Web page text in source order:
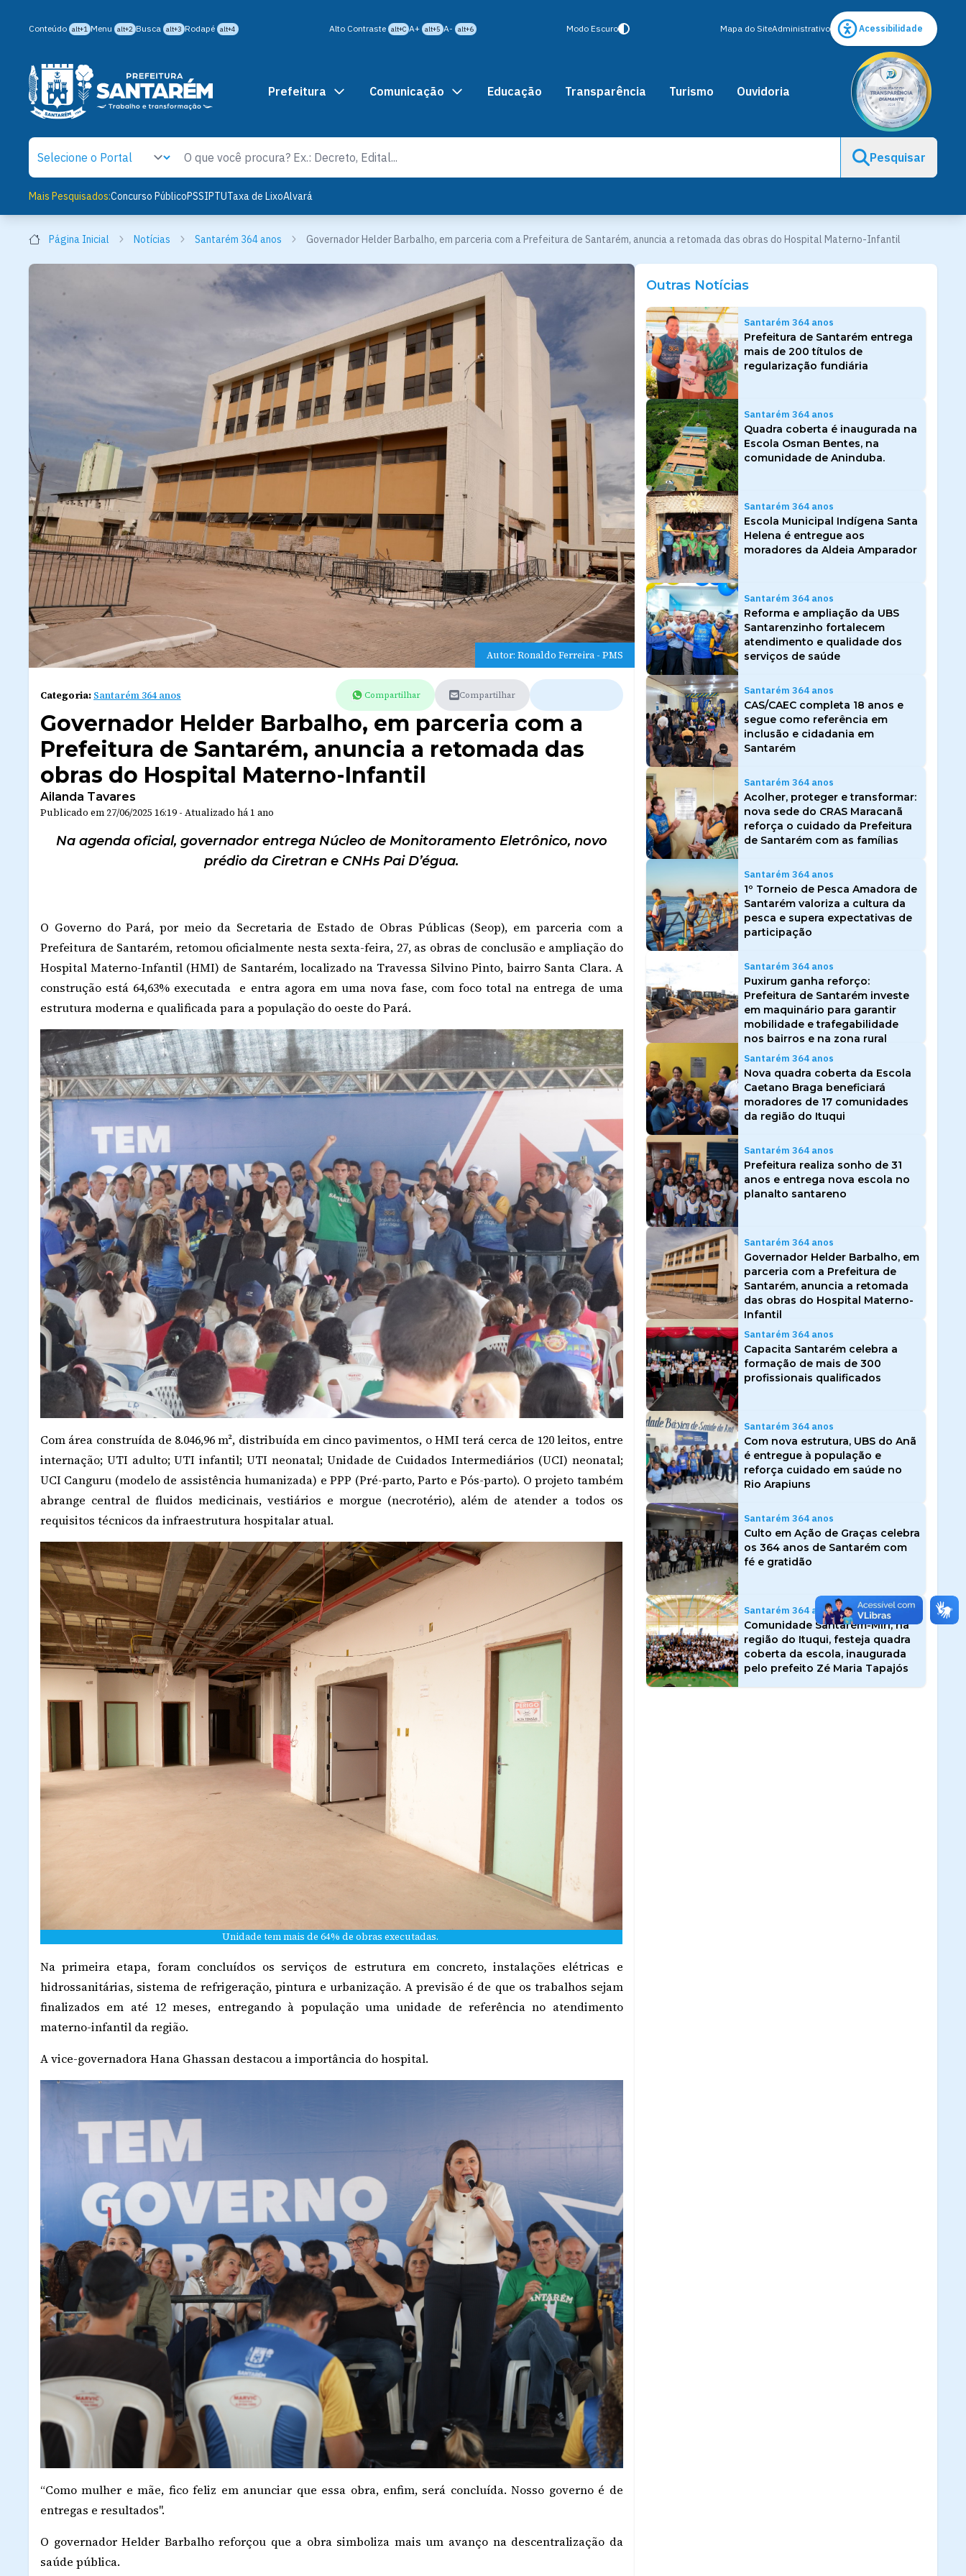
Conteúdo alt+1 Menu alt+2 Busca alt+3 Rodapé alt+4 Alto Contraste alt+C A+ alt+5 A- alt+6 Modo Escuro Mapa do SiteAdministrativo Acessibilidade
Prefeitura Comunicação Educação Transparência Turismo Ouvidoria
Pesquisar
Mais Pesquisados:Concurso PúblicoPSSIPTUTaxa de LixoAlvará
Página Inicial Notícias Santarém 364 anos Governador Helder Barbalho, em parceria com a Prefeitura de Santarém, anuncia a retomada das obras do Hospital Materno-Infantil
Autor: Ronaldo Ferreira - PMS
Categoria: Santarém 364 anos Compartilhar Compartilhar
Governador Helder Barbalho, em parceria com a
Prefeitura de Santarém, anuncia a retomada das
obras do Hospital Materno-Infantil
Ailanda Tavares
Publicado em 27/06/2025 16:19 - Atualizado há 1 ano
Na agenda oficial, governador entrega Núcleo de Monitoramento Eletrônico, novo
prédio da Ciretran e CNHs Pai D’égua.
O Governo do Pará, por meio da Secretaria de Estado de Obras Públicas (Seop), em parceria com a
Prefeitura de Santarém, retomou oficialmente nesta sexta-feira, 27, as obras de conclusão e ampliação do
Hospital Materno-Infantil (HMI) de Santarém, localizado na Travessa Silvino Pinto, bairro Santa Clara. A
construção está 64,63% executada e entra agora em uma nova fase, com foco total na entrega de uma
estrutura moderna e qualificada para a população do oeste do Pará.
Com área construída de 8.046,96 m², distribuída em cinco pavimentos, o HMI terá cerca de 120 leitos, entre
internação; UTI adulto; UTI infantil; UTI neonatal; Unidade de Cuidados Intermediários (UCI) neonatal;
UCI Canguru (modelo de assistência humanizada) e PPP (Pré-parto, Parto e Pós-parto). O projeto também
abrange central de fluidos medicinais, vestiários e morgue (necrotério), além de atender a todos os
requisitos técnicos da infraestrutura hospitalar atual.
Unidade tem mais de 64% de obras executadas.
Na primeira etapa, foram concluídos os serviços de estrutura em concreto, instalações elétricas e
hidrossanitárias, sistema de refrigeração, pintura e urbanização. A previsão é de que os trabalhos sejam
finalizados em até 12 meses, entregando à população uma unidade de referência no atendimento
materno-infantil da região.
A vice-governadora Hana Ghassan destacou a importância do hospital.
“Como mulher e mãe, fico feliz em anunciar que essa obra, enfim, será concluída. Nosso governo é de
entregas e resultados".
O governador Helder Barbalho reforçou que a obra simboliza mais um avanço na descentralização da
saúde pública.
Outras Notícias
Santarém 364 anos
Prefeitura de Santarém entrega
mais de 200 títulos de
regularização fundiária
Santarém 364 anos
Quadra coberta é inaugurada na
Escola Osman Bentes, na
comunidade de Aninduba.
Santarém 364 anos
Escola Municipal Indígena Santa
Helena é entregue aos
moradores da Aldeia Amparador
Santarém 364 anos
Reforma e ampliação da UBS
Santarenzinho fortalecem
atendimento e qualidade dos
serviços de saúde
Santarém 364 anos
CAS/CAEC completa 18 anos e
segue como referência em
inclusão e cidadania em
Santarém
Santarém 364 anos
Acolher, proteger e transformar:
nova sede do CRAS Maracanã
reforça o cuidado da Prefeitura
de Santarém com as famílias
Santarém 364 anos
1º Torneio de Pesca Amadora de
Santarém valoriza a cultura da
pesca e supera expectativas de
participação
Santarém 364 anos
Puxirum ganha reforço:
Prefeitura de Santarém investe
em maquinário para garantir
mobilidade e trafegabilidade
nos bairros e na zona rural
Santarém 364 anos
Nova quadra coberta da Escola
Caetano Braga beneficiará
moradores de 17 comunidades
da região do Ituqui
Santarém 364 anos
Prefeitura realiza sonho de 31
anos e entrega nova escola no
planalto santareno
Santarém 364 anos
Governador Helder Barbalho, em
parceria com a Prefeitura de
Santarém, anuncia a retomada
das obras do Hospital Materno-
Infantil
Santarém 364 anos
Capacita Santarém celebra a
formação de mais de 300
profissionais qualificados
Santarém 364 anos
Com nova estrutura, UBS do Anã
é entregue à população e
reforça cuidado em saúde no
Rio Arapiuns
Santarém 364 anos
Culto em Ação de Graças celebra
os 364 anos de Santarém com
fé e gratidão
Santarém 364 anos
Comunidade Santarém-Miri, na
região do Ituqui, festeja quadra
coberta da escola, inaugurada
pelo prefeito Zé Maria Tapajós